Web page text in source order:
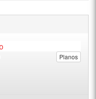
Planos